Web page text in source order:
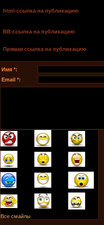
html-cсылка на публикацию
BB-cсылка на публикацию
Прямая ссылка на публикацию
Имя *:
Email *:
Все смайлы